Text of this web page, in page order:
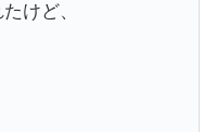
けど、